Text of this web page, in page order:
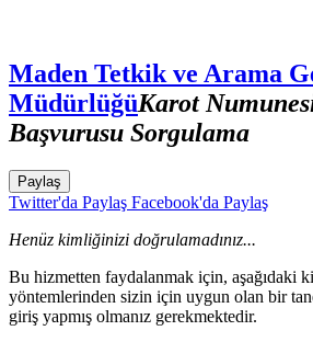
Maden Tetkik ve Arama
MüdürlüğüKarot
Başvurusu Sorgulama
Paylaş
Twitter'da Paylaş Facebook'da Paylaş
Henüz kimliğinizi doğrulamadınız...
Bu hizmetten faydalanmak için, aşağıdaki
yöntemlerinden sizin için uygun olan bir
giriş yapmış olmanız gerekmektedir.